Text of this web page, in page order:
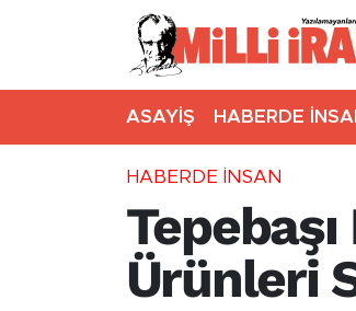
ASAYİŞ HABERDE
HABERDE İNSAN
Ürünleri